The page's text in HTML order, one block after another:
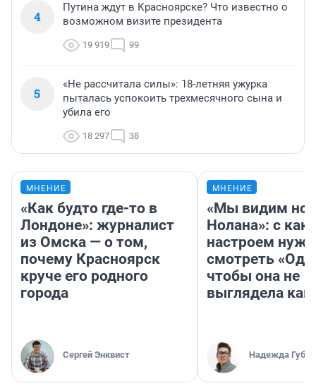
4
Путина ждут в Красноярске? Что известно о
возможном визите президента
19 919 99
5
«Не рассчитала силы»: 18-летняя ужурка
пыталась успокоить трехмесячного сына и
убила его
18 297 38
МНЕНИЕ
«Как будто где-то в
Лондоне»: журналист
из Омска — о том,
почему Красноярск
круче его родного
города
Сергей Энквист
МНЕНИЕ
«Мы видим
Нолана»: с
настроем
смотреть
чтобы она не
выглядела как
Надежда